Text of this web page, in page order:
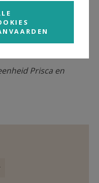
parochieteam van
Prisca en